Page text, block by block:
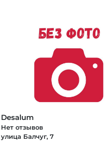
Desalum
Нет отзывов
улица Балчуг, 7